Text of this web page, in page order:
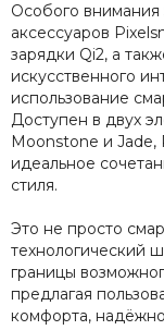
Особого внимания
аксессуаров
зарядки Qi2, а
искусственного
использование
Доступен в двух
Moonstone и Jade,
идеальное
стиля.
Это не просто
технологический
границы
предлагая
комфорта,